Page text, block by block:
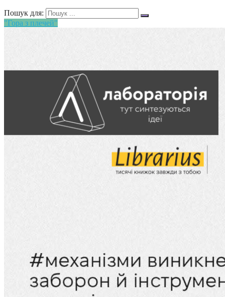
Пошук для:
"Гора з плечей"